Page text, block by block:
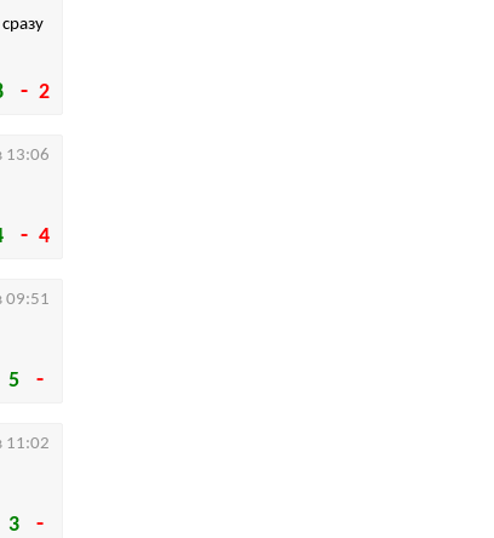
2
4
13:06
5
09:51
3
11:02